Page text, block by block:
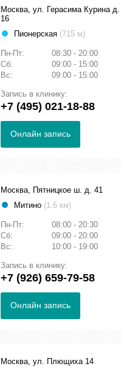
Москва, ул. Герасима Курина д.
16
Пионерская (715 м)
Пн-Пт:
08:30 - 20:00
Сб:
09:00 - 15:00
Вс:
09:00 - 15:00
Запись в клинику:
+7 (495) 021-18-88
Онлайн запись
Москва, Пятницкое ш. д. 41
Митино (1.6 км)
Пн-Пт:
08:00 - 20:30
Сб:
09:00 - 20:00
Вс:
10:00 - 19:00
Запись в клинику:
+7 (926) 659-79-58
Онлайн запись
Москва, ул. Плющиха 14